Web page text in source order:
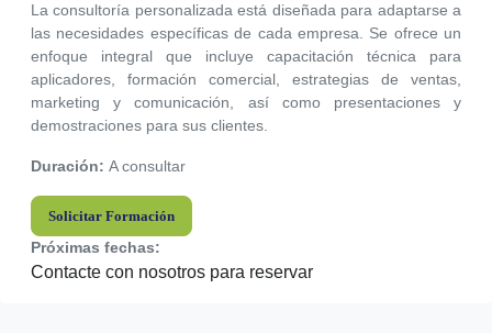
La consultoría personalizada está diseñada para adaptarse a
las necesidades específicas de cada empresa. Se ofrece un
enfoque integral que incluye capacitación técnica para
aplicadores, formación comercial, estrategias de ventas,
marketing y comunicación, así como presentaciones y
demostraciones para sus clientes.
Duración: A consultar
Solicitar Formación
Próximas fechas:
Contacte con nosotros para reservar